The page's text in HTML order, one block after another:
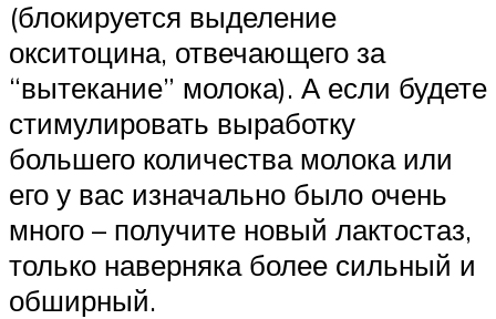
(блокируется выделение
окситоцина, отвечающего за
“вытекание” молока). А если будете
стимулировать выработку
большего количества молока или
его у вас изначально было очень
много – получите новый лактостаз,
только наверняка более сильный и
обширный.